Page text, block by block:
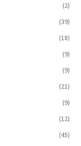
(2)
(39)
(18)
(9)
(9)
(21)
(9)
(12)
(45)